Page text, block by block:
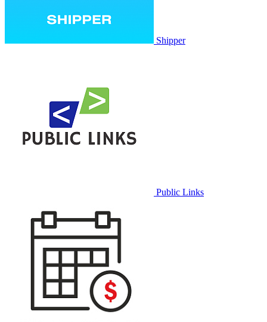
Shipper
Public Links